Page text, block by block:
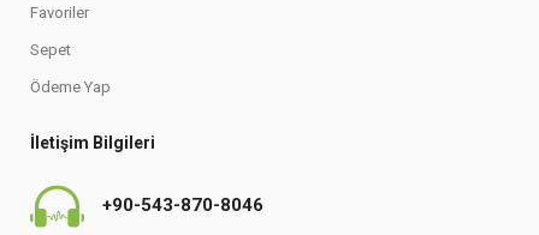
Favoriler
Sepet
Ödeme Yap
İletişim Bilgileri
+90-543-870-8046